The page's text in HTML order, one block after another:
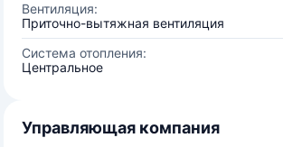
Вентиляция:
Приточно-вытяжная вентиляция
Система отопления:
Центральное
Управляющая компания